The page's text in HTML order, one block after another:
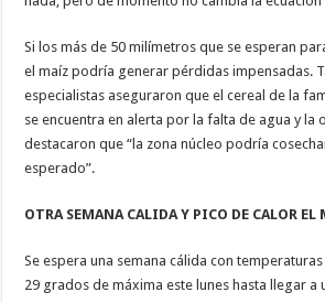
Si los más de 50 milímetros que se esperan
el maíz podría generar pérdidas impensadas.
especialistas aseguraron que el cereal de la
se encuentra en alerta por la falta de agua y la
destacaron que “la zona núcleo podría
esperado”.
OTRA SEMANA CALIDA Y PICO DE CALOR EL
Se espera una semana cálida con
29 grados de máxima este lunes hasta llegar a